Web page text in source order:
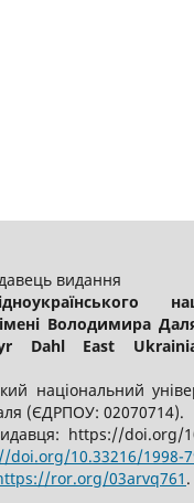
видання
імені Володимира
Dahl East
національний
(ЄДРПОУ: 02070714).
https://doi.org/
doi.org/10.33216/1998-
ror.org/03arvq761 .